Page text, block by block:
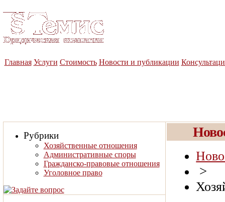
«Темис»
Главная Услуги Стоимость Новости и публикации
>
Рубрики
Хозяйственные отношения
Административные споры
Гражданско-правовые отношения
Уголовное право